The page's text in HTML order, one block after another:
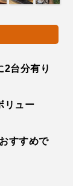
2台分有り
リュー
すすめで